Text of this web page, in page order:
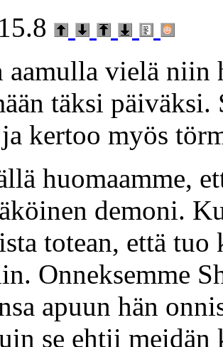
vielä niin
täksi päiväksi.
kertoo myös
huomaamme,
demoni.
totean, että
Onneksemme
apuun hän
se ehtii meidän